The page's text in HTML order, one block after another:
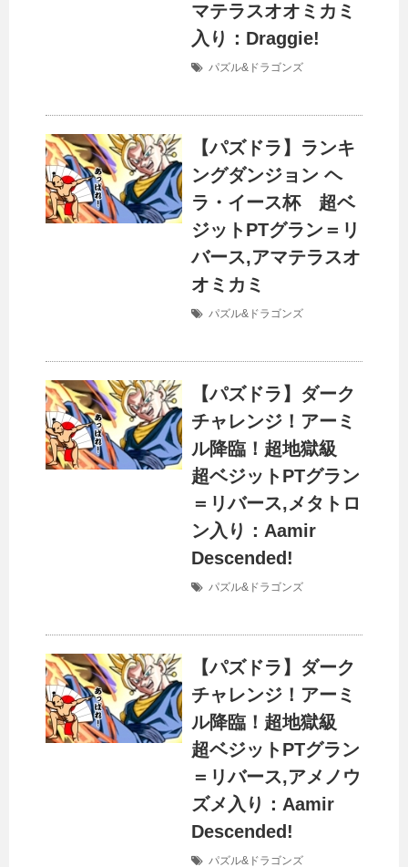
マテラスオオミカミ
入り：Draggie!
パズル&ドラゴンズ
【パズドラ】ランキ
ングダンジョン ヘ
ラ・イース杯 超ベ
ジットPTグラン＝リ
バース,アマテラスオ
オミカミ
パズル&ドラゴンズ
【パズドラ】ダーク
チャレンジ！アーミ
ル降臨！超地獄級
超ベジットPTグラン
＝リバース,メタトロ
ン入り：Aamir
Descended!
パズル&ドラゴンズ
【パズドラ】ダーク
チャレンジ！アーミ
ル降臨！超地獄級
超ベジットPTグラン
＝リバース,アメノウ
ズメ入り：Aamir
Descended!
パズル&ドラゴンズ